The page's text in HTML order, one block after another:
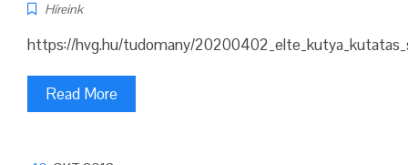
Híreink
https://hvg.hu/tudomany/
Read More